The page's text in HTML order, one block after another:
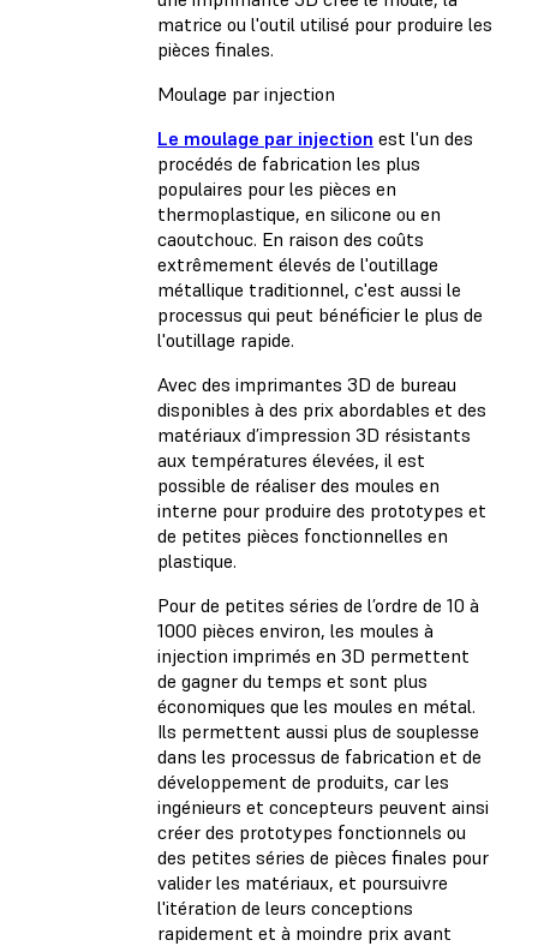
matrice ou l'outil utilisé pour produire les
pièces finales.
Moulage par injection
Le moulage par injection est l'un des
procédés de fabrication les plus
populaires pour les pièces en
thermoplastique, en silicone ou en
caoutchouc. En raison des coûts
extrêmement élevés de l'outillage
métallique traditionnel, c'est aussi le
processus qui peut bénéficier le plus de
l'outillage rapide.
Avec des imprimantes 3D de bureau
disponibles à des prix abordables et des
matériaux d’impression 3D résistants
aux températures élevées, il est
possible de réaliser des moules en
interne pour produire des prototypes et
de petites pièces fonctionnelles en
plastique.
Pour de petites séries de l’ordre de 10 à
1000 pièces environ, les moules à
injection imprimés en 3D permettent
de gagner du temps et sont plus
économiques que les moules en métal.
Ils permettent aussi plus de souplesse
dans les processus de fabrication et de
développement de produits, car les
ingénieurs et concepteurs peuvent ainsi
créer des prototypes fonctionnels ou
des petites séries de pièces finales pour
valider les matériaux, et poursuivre
l'itération de leurs conceptions
rapidement et à moindre prix avant